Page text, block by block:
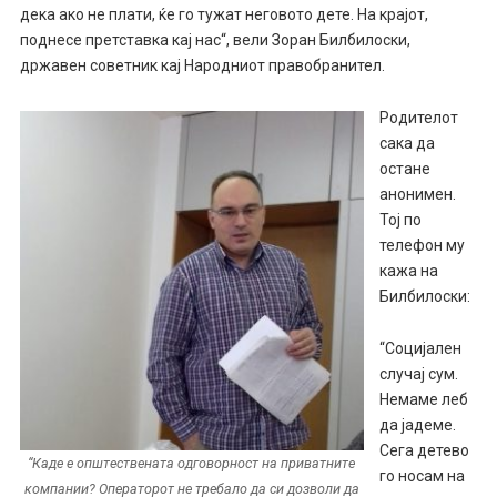
дека ако не плати, ќе го тужат неговото дете. На крајот,
поднесе претставка кај нас“, вели Зоран Билбилоски,
државен советник кај Народниот правобранител.
“Каде е општествената одговорност на приватните
компании? Операторот не требало да си дозволи да
Родителот
сака да
остане
анонимен.
Тој по
телефон му
кажа на
Билбилоски:
“Социјален
случај сум.
Немаме леб
да јадеме.
Сега детево
го носам на